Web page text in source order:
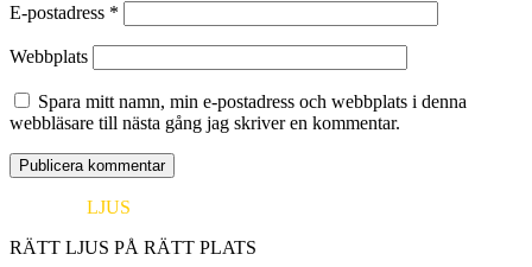
E-postadress *
Webbplats
Spara mitt namn, min e-postadress och webbplats i denna
webbläsare till nästa gång jag skriver en kommentar.
LJUS
RÄTT LJUS PÅ RÄTT PLATS